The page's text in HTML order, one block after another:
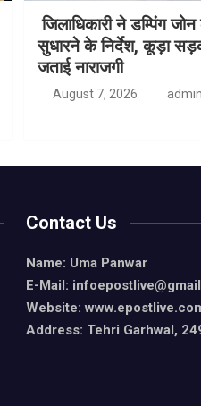
‎जिलाधिकारी ने डम्पिंग
सुधारने के निर्देश, कूड़ा
जताई नाराजगी
August 7, 2026 admin
Contact Us
Name: Uma Panwar
E-Mail: infoepostlive@gmail
Website:
Address: Tehri Garhwal,